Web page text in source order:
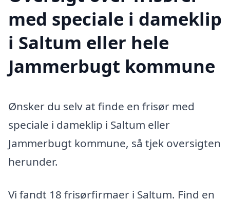
med speciale i dameklip
i Saltum eller hele
Jammerbugt kommune
Ønsker du selv at finde en frisør med
speciale i dameklip i Saltum eller
Jammerbugt kommune, så tjek oversigten
herunder.
Vi fandt 18 frisørfirmaer i Saltum. Find en